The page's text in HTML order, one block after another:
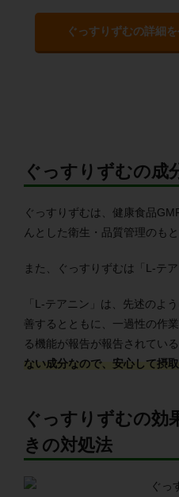
ぐっすりずむの詳細
ぐっすりずむの成
ぐっすりずむは、健康食品
んとした衛生・品質管理のも
また、ぐっすりずむは「L-テ
「L-テアニン」は、先述のよ
善するとともに、一過性の作
る機能が報告が報告されている
ない成分なので、安心して摂取
ぐっすりずむの効
きの対処法